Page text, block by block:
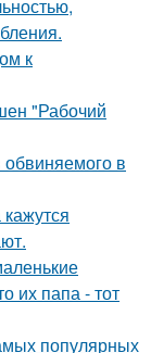
к
"Рабочий
в
их папа - тот
популярных